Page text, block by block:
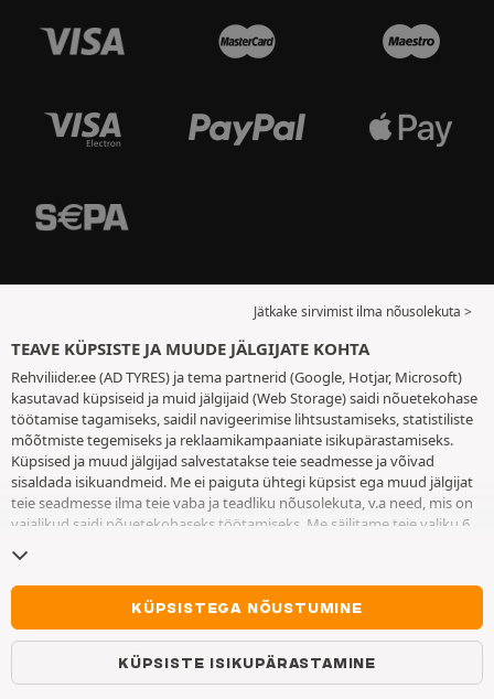
Jätkake sirvimist ilma nõusolekuta >
TEAVE KÜPSISTE JA MUUDE JÄLGIJATE KOHTA
Rehviliider.ee (AD TYRES) ja tema partnerid (Google, Hotjar, Microsoft)
kasutavad küpsiseid ja muid jälgijaid (Web Storage) saidi nõuetekohase
töötamise tagamiseks, saidil navigeerimise lihtsustamiseks, statistiliste
mõõtmiste tegemiseks ja reklaamikampaaniate isikupärastamiseks.
Küpsised ja muud jälgijad salvestatakse teie seadmesse ja võivad
sisaldada isikuandmeid. Me ei paiguta ühtegi küpsist ega muud jälgijat
teie seadmesse ilma teie vaba ja teadliku nõusolekuta, v.a need, mis on
vajalikud saidi nõuetekohaseks töötamiseks. Me säilitame teie valiku 6
muude jälgijate lehele
nõusolekut küpsiste ja muude jälgijate teie seadmesse paigutamiseks.
Keeldumine ei takista juurdepääsu teenustele AD TYRES. Lisateabe
saamiseks vaadakeküpsiste ja muude jälgijate lehte.
KÜPSISTEGA NÕUSTUMINE
KÜPSISTE ISIKUPÄRASTAMINE